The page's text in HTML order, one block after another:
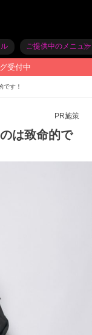
ご提供中のメニュー
受付中
です！
PR施策
は致命的で